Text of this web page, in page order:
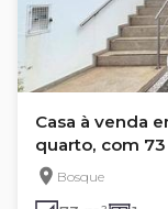
Casa à venda
quarto, com 73
Bosque